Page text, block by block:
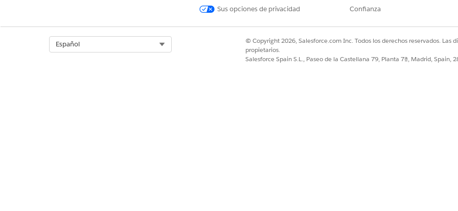
Como la compatibilidad de OSI se basa en la especificación v0.1 temprana, algunas
consideraciones incluyen:
Los campos y mediciones calculados no se traducen aún entre plataformas.
Sus opciones de privacidad
Confianza
Español
© Copyright 2026, Salesforce.com Inc. Todos los derechos reservados. Las
propietarios.
Salesforce Spain S.L., Paseo de la Castellana 79, Planta 7ª, Madrid, Spain,